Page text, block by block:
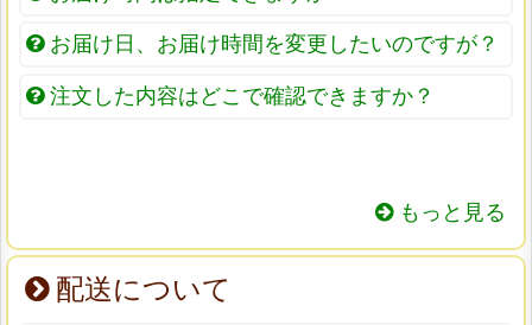
お届け日、お届け時間を変更したいのですが？
注文した内容はどこで確認できますか？
もっと見る
配送について